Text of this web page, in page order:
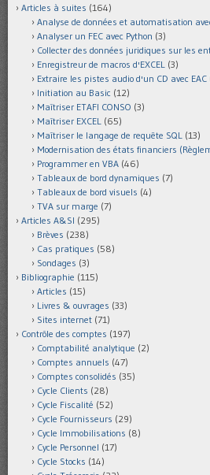
Articles à suites (164)
Analyse de données et automatisation
Analyser un FEC avec Python (3)
Collecter des données juridiques sur les
Enregistreur de macros d'EXCEL (3)
Extraire les pistes audio d'un CD avec EAC
Initiation au Basic (12)
Maîtriser ETAFI CONSO (3)
Maîtriser EXCEL (65)
Maîtriser le langage de requête SQL (13)
Modernisation des états financiers
Programmer en VBA (46)
Tableaux de bord dynamiques (7)
Tableaux de bord visuels (4)
TVA sur marge (7)
Articles A&SI (295)
Brèves (238)
Cas pratiques (58)
Sondages (3)
Bibliographie (115)
Articles (15)
Livres & ouvrages (33)
Sites internet (71)
Contrôle des comptes (197)
Comptabilité analytique (2)
Comptes annuels (47)
Comptes consolidés (35)
Cycle Clients (28)
Cycle Fiscalité (52)
Cycle Fournisseurs (29)
Cycle Immobilisations (8)
Cycle Personnel (17)
Cycle Stocks (14)